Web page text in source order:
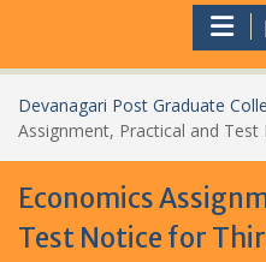
Devanagari Post Graduate
Assignment, Practical and
Economics
Test Notice for